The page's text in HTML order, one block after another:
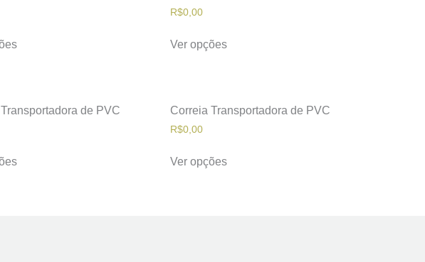
R$0,00
Ver opções
de PVC Correia Transportadora de PVC
R$0,00
Ver opções